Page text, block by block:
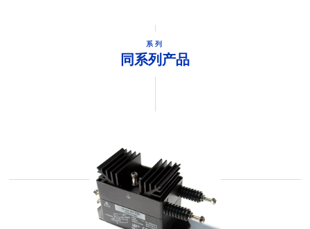
系列
同系列产品